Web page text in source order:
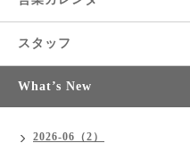
スタッフ
What’s New
2026-06（2）